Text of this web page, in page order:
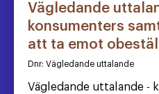
Vägledande
konsumenters
att ta emot
Dnr: Vägledande uttalande
Vägledande uttalande -